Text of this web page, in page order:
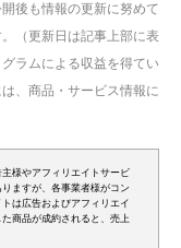
後も情報の更新に努めて
（更新日は記事上部に表
ラムによる収益を得てい
、商品・サービス情報に
様やアフィリエイトサービ
ますが、各事業者様がコン
は広告およびアフィリエイ
商品が成約されると、売上